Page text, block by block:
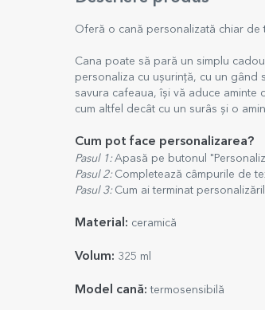
Oferă o cană personalizată chiar
Cana poate să pară un simplu
personaliza cu ușurință, cu un gând
savura cafeaua, își vă aduce
cum altfel decât cu un surâs și o
Cum pot face personalizarea?
Pasul 1: Apasă pe butonul
Pasul 2: Completează câmpurile de
Pasul 3: Cum ai terminat
Material: ceramică
Volum: 325 ml
Model cană: termosensibilă